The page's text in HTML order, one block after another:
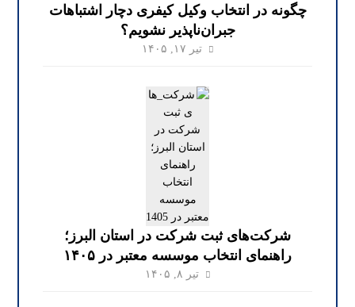
چگونه در انتخاب وکیل کیفری دچار اشتباهات
جبران‌ناپذیر نشویم؟
تیر ۱۷, ۱۴۰۵
شرکت‌های ثبت شرکت در استان البرز؛
راهنمای انتخاب موسسه معتبر در ۱۴۰۵
تیر ۸, ۱۴۰۵